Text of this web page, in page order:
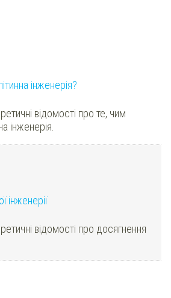
інженерія?
відомості про те, чим
інженерія.
інженерії
відомості про досягнення